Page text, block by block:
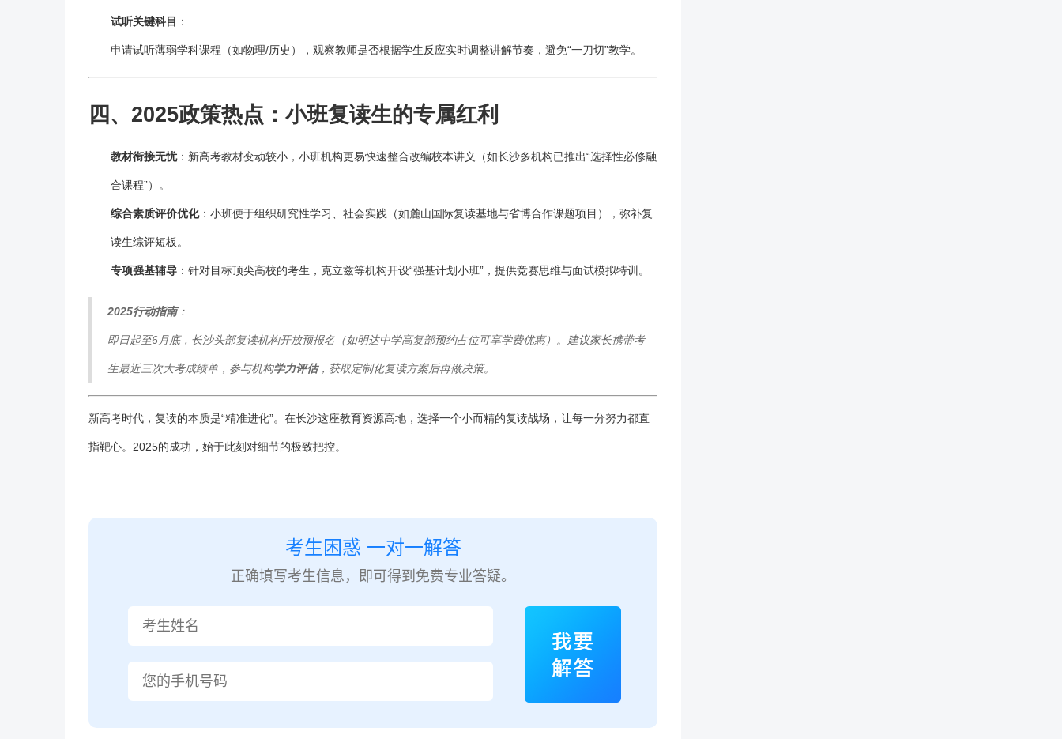
试听关键科目 ：
申请试听薄弱学科课程（如物理/历史），观察教师是否根据学生反应实时调整讲解节奏，避免“一刀切”教学。
四、2025政策热点：小班复读生的专属红利
教材衔接无忧：新高考教材变动较小，小班机构更易快速整合改编校本讲义（如长沙多机构已推出“选择性必修融
合课程”）。
综合素质评价优化：小班便于组织研究性学习、社会实践（如麓山国际复读基地与省博合作课题项目），弥补复
读生综评短板。
专项强基辅导 ：针对目标顶尖高校的考生，克立兹等机构开设“强基计划小班”，提供竞赛思维与面试模拟特训。
2025行动指南：
即日起至6月底，长沙头部复读机构开放预报名 （如明达中学高复部预约占位可享学费优惠）。建议家长携带考
生最近三次大考成绩单，参与机构学力评估，获取定制化复读方案后再做决策。
新高考时代， 复读的本质是“精准进化”。在长沙这座教育资源高地，选择一个小而精的复读战场，让每一分努力都直
指靶心。2025的成功，始于此刻对细节的极致把控。
考生困惑 一对一解答
正确填写考生信息，即可得到免费专业答疑。